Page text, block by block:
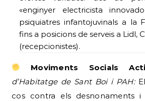
«enginyer electricista
psiquiatres infantojuvinals a la
fins a posicions de serveis a Lidl,
(recepcionistes).
Moviments Socials
d’Habitatge de Sant Boi i PAH:
cos contra els desnonaments